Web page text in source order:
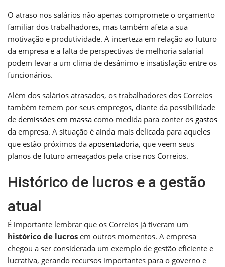
O atraso nos salários não apenas compromete o orçamento
familiar dos trabalhadores, mas também afeta a sua
motivação e produtividade. A incerteza em relação ao futuro
da empresa e a falta de perspectivas de melhoria salarial
podem levar a um clima de desânimo e insatisfação entre os
funcionários.
Além dos salários atrasados, os trabalhadores dos Correios
também temem por seus empregos, diante da possibilidade
de demissões em massa como medida para conter os gastos
da empresa. A situação é ainda mais delicada para aqueles
que estão próximos da aposentadoria, que veem seus
planos de futuro ameaçados pela crise nos Correios.
Histórico de lucros e a gestão
atual
É importante lembrar que os Correios já tiveram um
histórico de lucros em outros momentos. A empresa
chegou a ser considerada um exemplo de gestão eficiente e
lucrativa, gerando recursos importantes para o governo e